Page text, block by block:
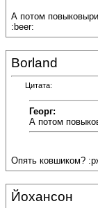
А потом
:beer:
Borland
Цитата:
Георг:
А потом
Опять ковшиком?
Йохансон